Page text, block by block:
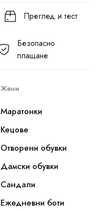
Преглед и тест
Безопасно
плащане
Жени
Маратонки
Кецове
Отворени обувки
Дамски обувки
Сандали
Ежедневни боти